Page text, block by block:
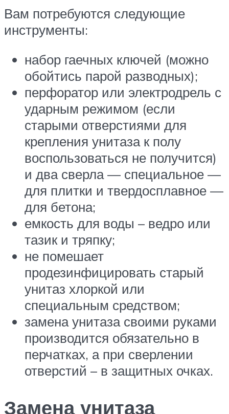
Вам потребуются следующие
инструменты:
набор гаечных ключей (можно
обойтись парой разводных);
перфоратор или электродрель с
ударным режимом (если
старыми отверстиями для
крепления унитаза к полу
воспользоваться не получится)
и два сверла — специальное —
для плитки и твердосплавное —
для бетона;
емкость для воды – ведро или
тазик и тряпку;
не помешает
продезинфицировать старый
унитаз хлоркой или
специальным средством;
замена унитаза своими руками
производится обязательно в
перчатках, а при сверлении
отверстий – в защитных очках.
Замена унитаза